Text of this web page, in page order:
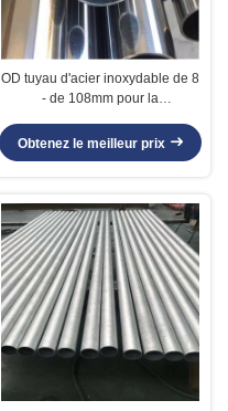
OD tuyau d'acier inoxydable de 8
- de 108mm pour la
Obtenez le meilleur prix